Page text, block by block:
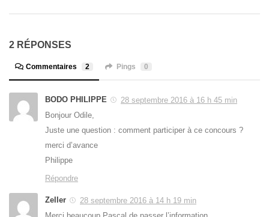
2 RÉPONSES
Commentaires 2 Pings 0
BODO PHILIPPE
28 septembre 2016 à 16 h 45 min
Bonjour Odile,
Juste une question : comment participer à ce concours ?
merci d’avance
Philippe
Répondre
Zeller
28 septembre 2016 à 14 h 19 min